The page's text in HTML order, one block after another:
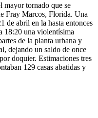
mayor tornado que se
Fray Marcos, Florida. Una
de abril en la hasta entonces
18:20 una violentísima
de la planta urbana y
dejando un saldo de once
doquier. Estimaciones tres
129 casas abatidas y